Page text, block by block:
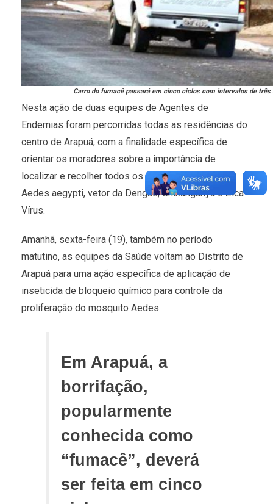
Carro do fumacê passará em cinco ciclos com intervalos de três
Nesta ação de duas equipes de Agentes de
Endemias foram percorridas todas as residências do
centro de Arapuá, com a finalidade específica de
orientar os moradores sobre a importância de
localizar e recolher todos os focos criadouros do
Aedes aegypti, vetor da Dengue, Chikungunya e Zica
Vírus.
Amanhã, sexta-feira (19), também no período
matutino, as equipes da Saúde voltam ao Distrito de
Arapuá para uma ação específica de aplicação de
inseticida de bloqueio químico para controle da
proliferação do mosquito Aedes.
Em Arapuá, a
borrifação,
popularmente
conhecida como
“fumacê”, deverá
ser feita em cinco